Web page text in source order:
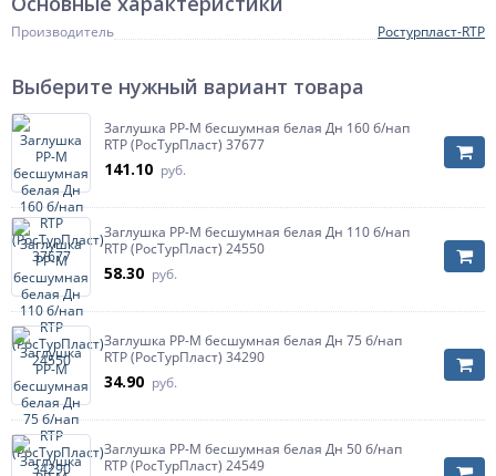
Производитель Ростурпласт-RTP
Выберите нужный вариант товара
Заглушка PP-M бесшумная белая Дн 160 б/нап
RTP (РосТурПласт) 37677
141.10 руб.
Заглушка PP-M бесшумная белая Дн 110 б/нап
RTP (РосТурПласт) 24550
58.30 руб.
Заглушка PP-M бесшумная белая Дн 75 б/нап
RTP (РосТурПласт) 34290
34.90 руб.
Заглушка PP-M бесшумная белая Дн 50 б/нап
RTP (РосТурПласт) 24549